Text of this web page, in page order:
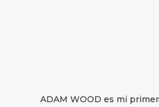
ADAM WOOD es mi